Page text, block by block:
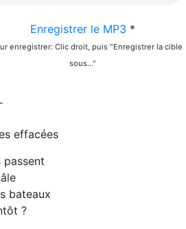
Enregistrer le MP3 *
enregistrer: Clic droit, puis "Enregistrer la cible
sous..."
effacées
passent
bateaux
?